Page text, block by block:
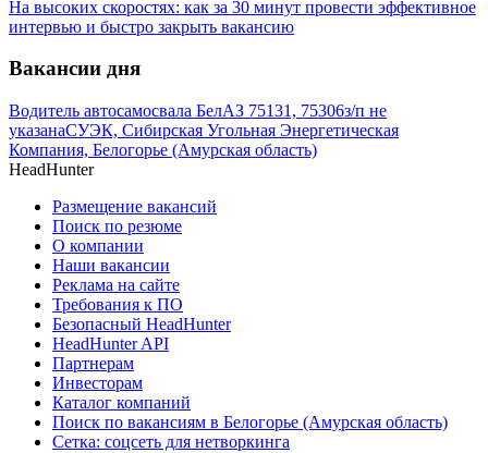
На высоких скоростях: как за 30 минут провести эффективное
интервью и быстро закрыть вакансию
Вакансии дня
Водитель автосамосвала БелАЗ 75131, 75306з/п не
указанаСУЭК, Сибирская Угольная Энергетическая
Компания, Белогорье (Амурская область)
HeadHunter
Размещение вакансий
Поиск по резюме
О компании
Наши вакансии
Реклама на сайте
Требования к ПО
Безопасный HeadHunter
HeadHunter API
Партнерам
Инвесторам
Каталог компаний
Поиск по вакансиям в Белогорье (Амурская область)
Сетка: соцсеть для нетворкинга